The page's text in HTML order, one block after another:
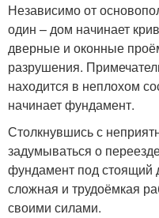
Независимо от
один – дом начинает
дверные и оконные
разрушения.
находится в неплохом
начинает фундамент.
Столкнувшись с
задумываться о
фундамент под стоящий
сложная и трудоёмкая
своими силами.